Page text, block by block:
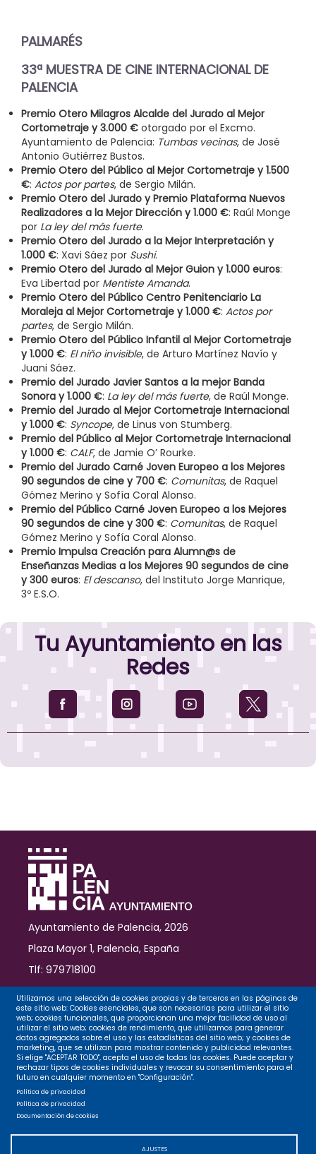
PALMARÉS
33ª MUESTRA DE CINE INTERNACIONAL DE
PALENCIA
Premio Otero Milagros Alcalde del Jurado al Mejor
Cortometraje y 3.000 € otorgado por el Excmo.
Ayuntamiento de Palencia: Tumbas vecinas, de José
Antonio Gutiérrez Bustos.
Premio Otero del Público al Mejor Cortometraje y 1.500
€: Actos por partes, de Sergio Milán.
Premio Otero del Jurado y Premio Plataforma Nuevos
Realizadores a la Mejor Dirección y 1.000 €: Raúl Monge
por La ley del más fuerte.
Premio Otero del Jurado a la Mejor Interpretación y
1.000 €: Xavi Sáez por Sushi.
Premio Otero del Jurado al Mejor Guion y 1.000 euros:
Eva Libertad por Mentiste Amanda.
Premio Otero del Público Centro Penitenciario La
Moraleja al Mejor Cortometraje y 1.000 €: Actos por
partes, de Sergio Milán.
Premio Otero del Público Infantil al Mejor Cortometraje
y 1.000 €: El niño invisible, de Arturo Martínez Navío y
Juani Sáez.
Premio del Jurado Javier Santos a la mejor Banda
Sonora y 1.000 €: La ley del más fuerte, de Raúl Monge.
Premio del Jurado al Mejor Cortometraje Internacional
y 1.000 €: Syncope, de Linus von Stumberg.
Premio del Público al Mejor Cortometraje Internacional
y 1.000 €: CALF, de Jamie O’ Rourke.
Premio del Jurado Carné Joven Europeo a los Mejores
90 segundos de cine y 700 €: Comunitas, de Raquel
Gómez Merino y Sofía Coral Alonso.
Premio del Público Carné Joven Europeo a los Mejores
90 segundos de cine y 300 €: Comunitas, de Raquel
Gómez Merino y Sofía Coral Alonso.
Premio Impulsa Creación para Alumn@s de
Enseñanzas Medias a los Mejores 90 segundos de cine
y 300 euros: El descanso, del Instituto Jorge Manrique,
3º E.S.O.
Tu Ayuntamiento en las
Redes
Ayuntamiento de Palencia, 2026
Plaza Mayor 1, Palencia, España
Tlf: 979718100
Contacto
Legal
Privacidad
Utilizamos una selección de cookies propias y de terceros en las páginas de
este sitio web: Cookies esenciales, que son necesarias para utilizar el sitio
web; cookies funcionales, que proporcionan una mejor facilidad de uso al
utilizar el sitio web; cookies de rendimiento, que utilizamos para generar
datos agregados sobre el uso y las estadísticas del sitio web; y cookies de
marketing, que se utilizan para mostrar contenido y publicidad relevantes.
Si elige "ACEPTAR TODO", acepta el uso de todas las cookies. Puede aceptar y
rechazar tipos de cookies individuales y revocar su consentimiento para el
futuro en cualquier momento en "Configuración".
Política de privacidad
Política de privacidad
Documentación de cookies
AJUSTES